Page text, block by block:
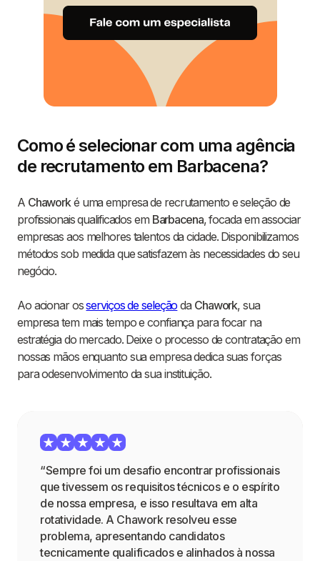
Como é selecionar com uma agência
de recrutamento em Barbacena?
A Chaworké uma empresa de recrutamento e seleção de
profissionais qualificados em Barbacena, focada em associar
empresas aos melhores talentos da cidade. Disponibilizamos
métodos sob medida que satisfazem às necessidades do seu
negócio.
Ao acionar osserviços de seleção da Chawork, sua
empresa tem mais tempo e confiança para focar na
estratégia do mercado. Deixe o processo de contratação em
nossas mãos enquanto sua empresa dedica suas forças
para odesenvolvimento da sua instituição.
“Sempre foi um desafio encontrar profissionais
que tivessem os requisitos técnicos e o espírito
de nossa empresa, e isso resultava em alta
rotatividade. A Chawork resolveu esse
problema, apresentando candidatos
tecnicamente qualificados e alinhados à nossa